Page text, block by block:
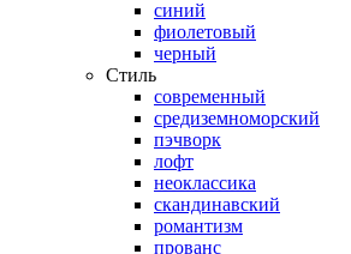
синий
фиолетовый
черный
Стиль
современный
средиземноморский
пэчворк
лофт
неоклассика
скандинавский
романтизм
прованс